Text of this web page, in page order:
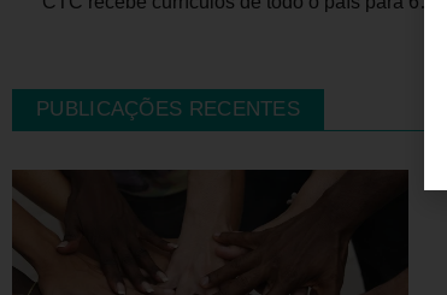
PUBLICAÇÕES RECENTES